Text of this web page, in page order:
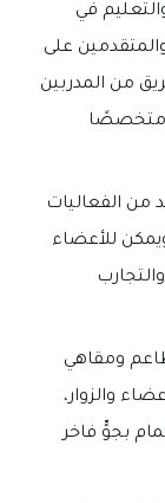
في
على
من المدربين
متخصصًا
من الفعاليات
للأعضاء
ومقاهي
والزوار،
بجوٍّ فاخر